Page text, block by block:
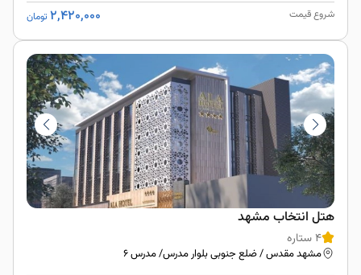
شروع قیمت 2,420,000 تومان
هتل انتخاب مشهد
4 ستاره
مشهد مقدس / ضلع جنوبی بلوار مدرس/ مدرس 6